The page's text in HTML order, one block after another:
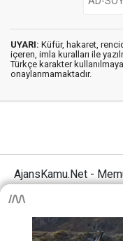
UYARI: Küfür, hakaret,
içeren, imla kuralları ile
Türkçe karakter
onaylanmamaktadır.
AjansKamu.Net -
Anasayfa